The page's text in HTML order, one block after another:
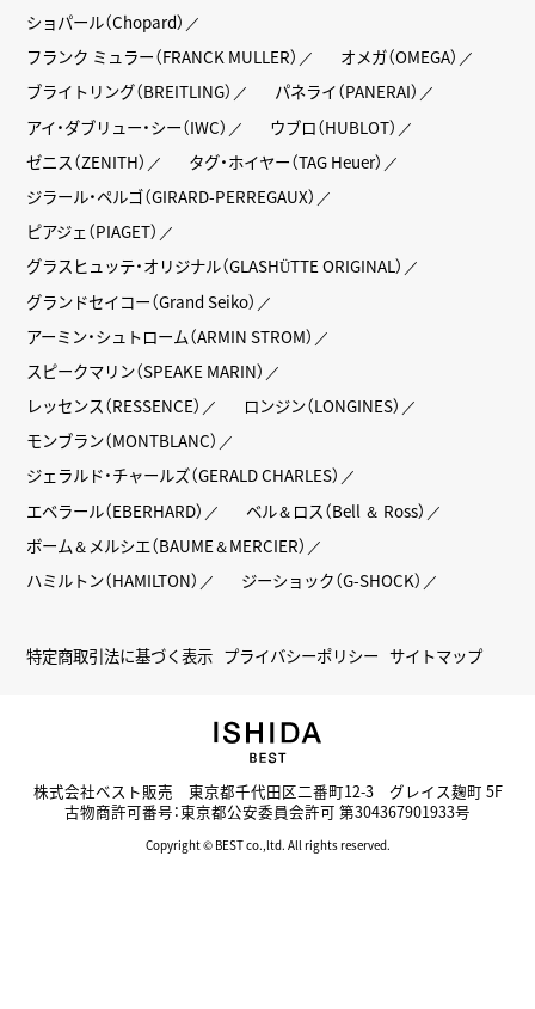
ショパール（Chopard）
フランク ミュラー（FRANCK MULLER）
オメガ（OMEGA）
ブライトリング（BREITLING）
パネライ（PANERAI）
アイ・ダブリュー・シー（IWC）
ウブロ（HUBLOT）
ゼニス（ZENITH）
タグ・ホイヤー（TAG Heuer）
ジラール・ペルゴ（GIRARD-PERREGAUX）
ピアジェ（PIAGET）
グラスヒュッテ・オリジナル（GLASHÜTTE ORIGINAL）
グランドセイコー（Grand Seiko）
アーミン・シュトローム（ARMIN STROM）
スピークマリン（SPEAKE MARIN）
レッセンス（RESSENCE）
ロンジン（LONGINES）
モンブラン（MONTBLANC）
ジェラルド・チャールズ（GERALD CHARLES）
エベラール（EBERHARD）
ベル＆ロス（Bell ＆ Ross）
ボーム＆メルシエ（BAUME＆MERCIER）
ハミルトン（HAMILTON）
ジーショック（G-SHOCK）
特定商取引法に基づく表示 プライバシーポリシー サイトマップ
株式会社ベスト販売 東京都千代田区二番町12-3 グレイス麹町 5F
古物商許可番号：東京都公安委員会許可 第304367901933号
Copyright © BEST co.,ltd. All rights reserved.